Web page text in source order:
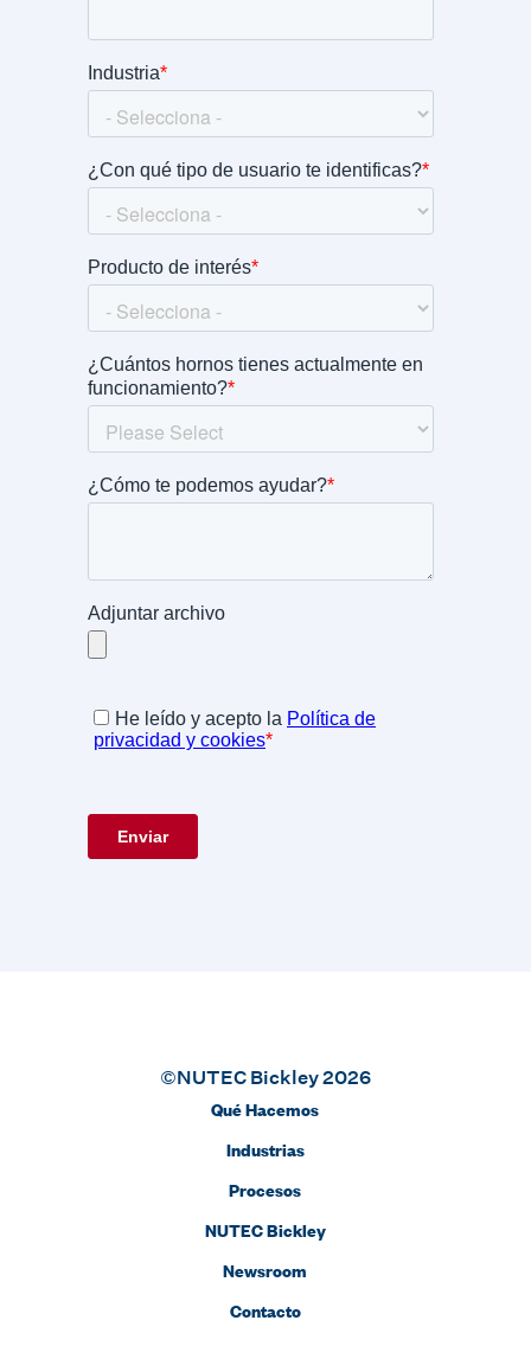
©NUTEC Bickley 2026
Qué Hacemos
Industrias
Procesos
NUTEC Bickley
Newsroom
Contacto